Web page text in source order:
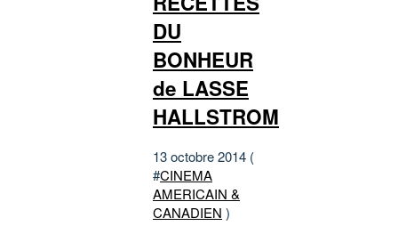
DU
BONHEUR
de LASSE
HALLSTROM
13 octobre 2014 (
#CINEMA
AMERICAIN &
CANADIEN )